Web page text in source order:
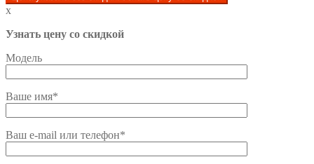
x
Узнать цену со скидкой
Модель
Ваше имя*
Ваш e-mail или телефон*